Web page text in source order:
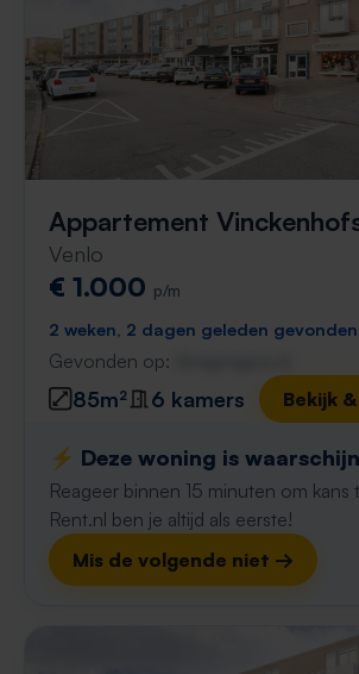
Appartement
Venlo
€ 1.000 p/m
2 weken, 2 dagen geleden gevonden
Gevonden op:
85m² 6 kamers Bekijk
⚡️ Deze woning is
Reageer binnen 15 minuten om kans
Rent.nl ben je altijd als eerste!
Mis de volgende niet →